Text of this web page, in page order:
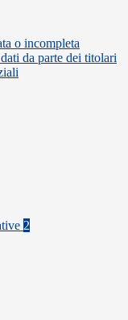
o incompleta
da parte dei titolari
2